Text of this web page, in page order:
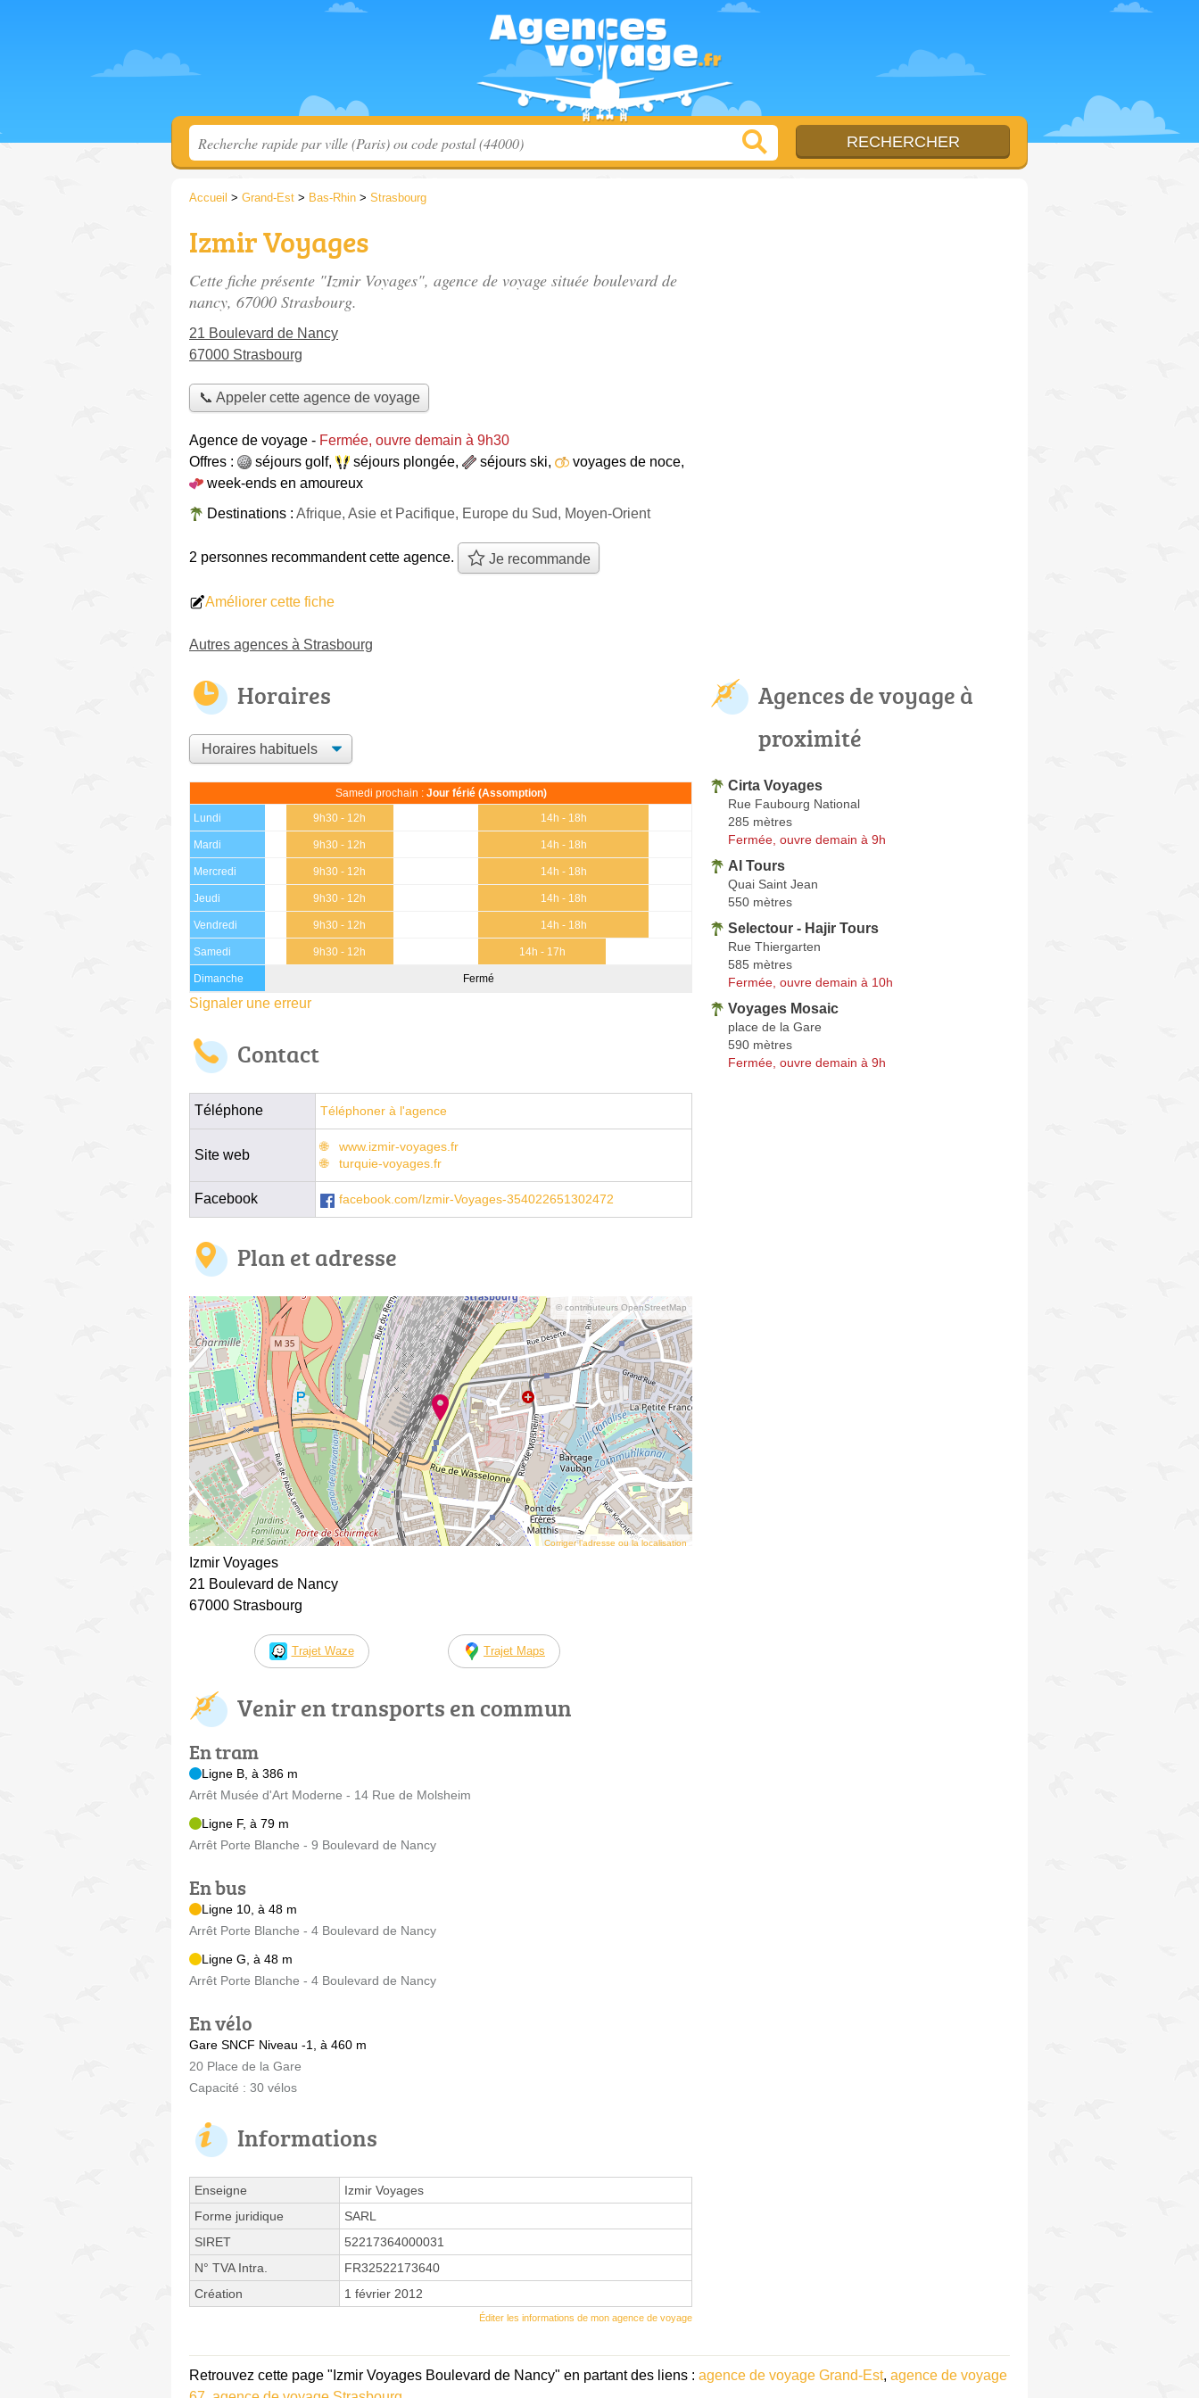
Accueil > Grand-Est > Bas-Rhin > Strasbourg
Izmir Voyages
Cette fiche présente "Izmir Voyages", agence de voyage située boulevard de
nancy, 67000 Strasbourg.
21 Boulevard de Nancy
67000 Strasbourg
📞 Appeler cette agence de voyage
Agence de voyage - Fermée, ouvre demain à 9h30
Offres :
séjours golf, séjours plongée, séjours ski, voyages de noce,
week-ends en amoureux
Destinations : Afrique, Asie et Pacifique, Europe du Sud, Moyen-Orient
2 personnes recommandentcette agence. Je recommande
Améliorer cette fiche
Autres agences à Strasbourg
Horaires
Samedi prochain : Jour férié (Assomption)
Lundi 9h30 - 12h 14h - 18h
Mardi 9h30 - 12h 14h - 18h
Mercredi 9h30 - 12h 14h - 18h
Jeudi 9h30 - 12h 14h - 18h
Vendredi 9h30 - 12h 14h - 18h
Samedi 9h30 - 12h 14h - 17h
Dimanche Fermé
Signaler une erreur
Contact
Téléphone Téléphoner à l'agence
Site web
www.izmir-voyages.fr
turquie-voyages.fr
Facebook facebook.com/Izmir-Voyages-354022651302472
Plan et adresse
© contributeurs OpenStreetMap
Corriger l’adresse ou la localisation
Izmir Voyages
21 Boulevard de Nancy
67000 Strasbourg
Trajet Waze Trajet Maps
Venir en transports en commun
En tram
Ligne B, à 386 m
Arrêt Musée d'Art Moderne - 14 Rue de Molsheim
Ligne F, à 79 m
Arrêt Porte Blanche - 9 Boulevard de Nancy
En bus
Ligne 10, à 48 m
Arrêt Porte Blanche - 4 Boulevard de Nancy
Ligne G, à 48 m
Arrêt Porte Blanche - 4 Boulevard de Nancy
En vélo
Gare SNCF Niveau -1, à 460 m
20 Place de la Gare
Capacité : 30 vélos
Informations
Enseigne
Izmir Voyages
Forme juridique
SARL
SIRET
52217364000031
N° TVA Intra.
FR32522173640
Création
1 février 2012
Éditer les informations de mon agence de voyage
Agences de voyage à
proximité
Cirta Voyages
Rue Faubourg National
285 mètres
Fermée, ouvre demain à 9h
Al Tours
Quai Saint Jean
550 mètres
Selectour - Hajir Tours
Rue Thiergarten
585 mètres
Fermée, ouvre demain à 10h
Voyages Mosaic
place de la Gare
590 mètres
Fermée, ouvre demain à 9h
Retrouvez cette page "Izmir Voyages Boulevard de Nancy" en partant des liens : agence de voyage Grand-Est, agence de voyage